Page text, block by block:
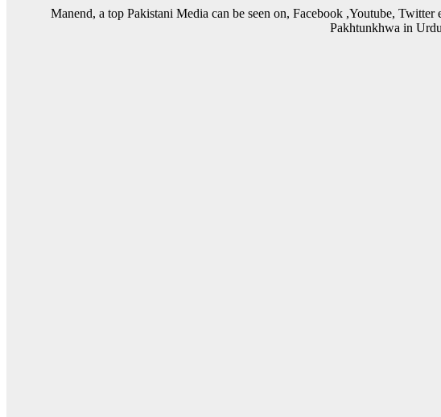
Manend, a top Pakistani Media can be seen on, Facebook ,Youtube,
Pakhtunkhwa in